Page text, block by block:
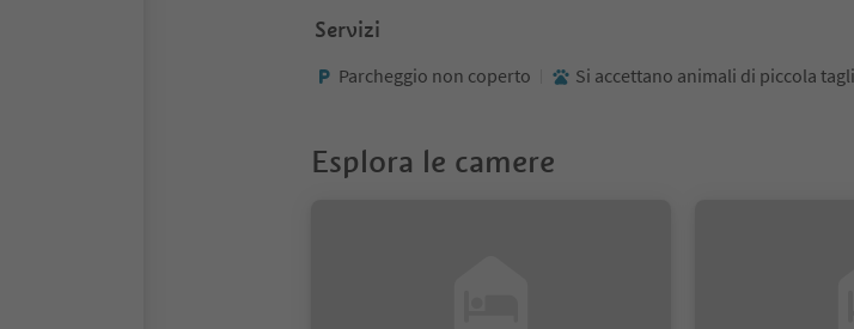
Servizi
Parcheggio non coperto Si accettano animali di piccola
Esplora le camere